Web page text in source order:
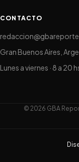
CONTACTO
Gran Buenos Aires,
Lunes a viernes · 8 a 20
© 2026 GBA